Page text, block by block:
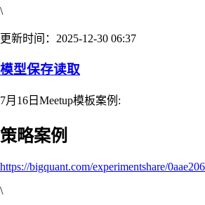
\
更新时间：2025-12-30 06:37
模型保存读取
7月16日Meetup模板案例:
策略案例
https://bigquant.com/experimentshare/
\